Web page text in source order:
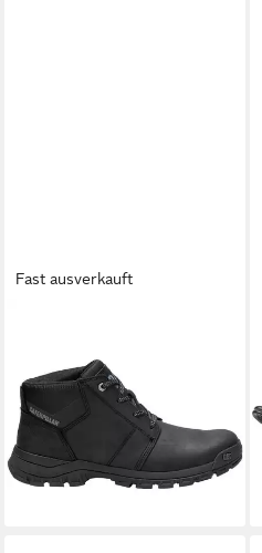
Fast ausverkauft
Schuhe Schnürschuhe Stiefel
Leder P725952 Stiefelette
Komfort
99,95 €
lieferbar - in 4-5 Werktagen bei dir